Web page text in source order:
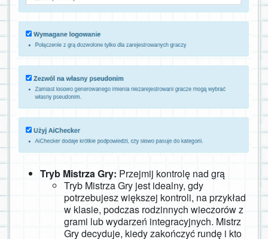
Tryb Mistrza Gry: Przejmij kontrolę nad grą
Tryb Mistrza Gry jest idealny, gdy
potrzebujesz większej kontroli, na przykład
w klasie, podczas rodzinnych wieczorów z
grami lub wydarzeń integracyjnych. Mistrz
Gry decyduje, kiedy zakończyć rundę i kto